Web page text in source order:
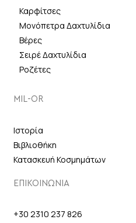
Καρφίτσες
Μονόπετρα Δαχτυλίδια
Βέρες
Σειρέ Δαχτυλίδια
Ροζέτες
MIL-OR
Ιστορία
Βιβλιοθήκη
Κατασκευή Κοσμημάτων
ΕΠΙΚΟΙΝΩΝΙΑ
+30 2310 237 826